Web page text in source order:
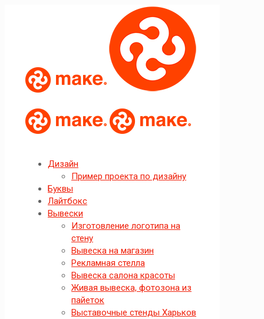
Дизайн
Пример проекта по дизайну
Буквы
Лайтбокс
Вывески
Изготовление логотипа на
стену
Вывеска на магазин
Рекламная стелла
Вывеска салона красоты
Живая вывеска, фотозона из
пайеток
Выставочные стенды Харьков